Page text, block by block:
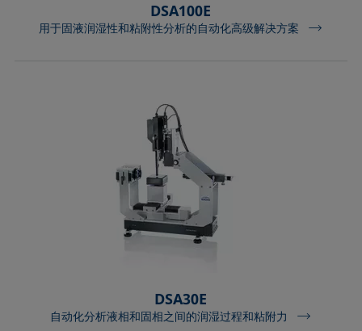
DSA100E
用于固液润湿性和粘附性分析的自动化高级解决方案
DSA30E
自动化分析液相和固相之间的润湿过程和粘附力